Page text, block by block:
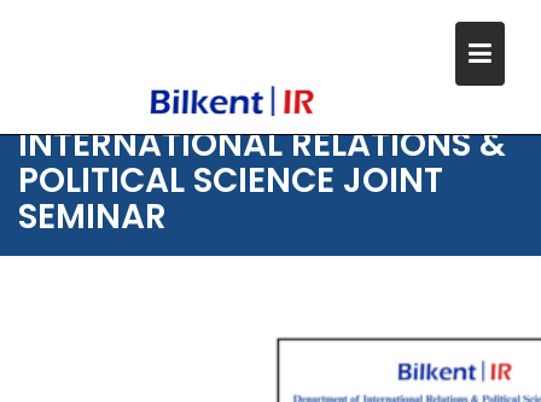
DEPARTMENT OF
INTERNATIONAL RELATIONS &
POLITICAL SCIENCE JOINT
SEMINAR